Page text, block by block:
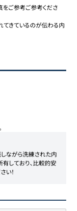
ご参考ご参考くださ
きているのが伝わる内
ながら洗練された内
しており、比較的安
い！